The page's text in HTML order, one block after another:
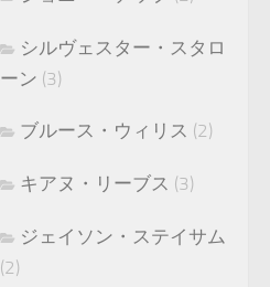
シルヴェスター・スタロ
ーン (3)
ブルース・ウィリス (2)
キアヌ・リーブス (3)
ジェイソン・ステイサム
(2)